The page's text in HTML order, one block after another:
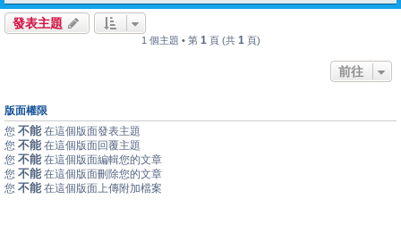
發表主題
1 個主題 • 第 1 頁 (共 1 頁)
前往
版面權限
您 不能 在這個版面發表主題
您 不能 在這個版面回覆主題
您 不能 在這個版面編輯您的文章
您 不能 在這個版面刪除您的文章
您 不能 在這個版面上傳附加檔案